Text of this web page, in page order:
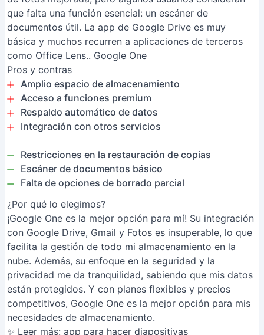
que falta una función esencial: un escáner de
documentos útil. La app de Google Drive es muy
básica y muchos recurren a aplicaciones de terceros
como Office Lens.. Google One
Pros y contras
Amplio espacio de almacenamiento
Acceso a funciones premium
Respaldo automático de datos
Integración con otros servicios
Restricciones en la restauración de copias
Escáner de documentos básico
Falta de opciones de borrado parcial
¿Por qué lo elegimos?
¡Google One es la mejor opción para mí! Su integración
con Google Drive, Gmail y Fotos es insuperable, lo que
facilita la gestión de todo mi almacenamiento en la
nube. Además, su enfoque en la seguridad y la
privacidad me da tranquilidad, sabiendo que mis datos
están protegidos. Y con planes flexibles y precios
competitivos, Google One es la mejor opción para mis
necesidades de almacenamiento.
✨ Leer más: app para hacer diapositivas